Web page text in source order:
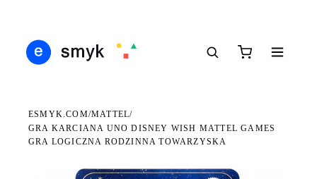
ESMYK.COM/MATTEL/
GRA KARCIANA UNO DISNEY WISH MATTEL GAMES
GRA LOGICZNA RODZINNA TOWARZYSKA